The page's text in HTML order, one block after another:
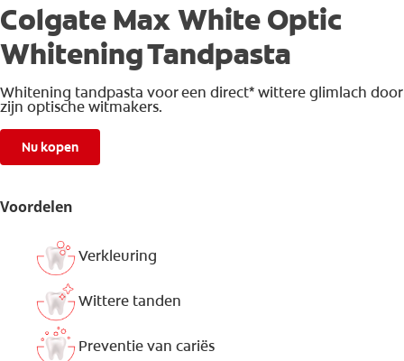
Colgate Max White Optic
Whitening Tandpasta
Whitening tandpasta voor een direct* wittere glimlach door
zijn optische witmakers.
Nu kopen
Voordelen
Verkleuring
Wittere tanden
Preventie van cariës